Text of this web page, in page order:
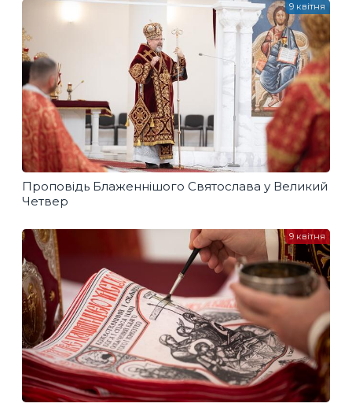
Проповідь Блаженнішого Святослава у Великий
Четвер
9 квітня
9 квітня